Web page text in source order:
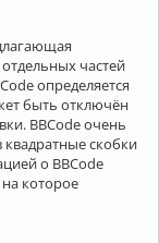
частей
определяется
быть отключён
BBCode очень
скобки
о BBCode
на которое